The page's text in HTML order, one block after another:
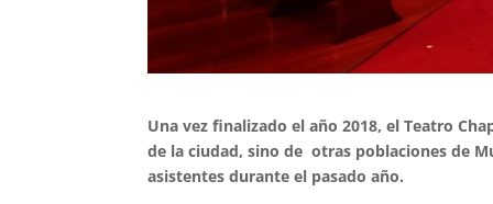
Una vez finalizado el año 2018, el Teatro
de la ciudad, sino de otras poblaciones de
asistentes durante el pasado año.